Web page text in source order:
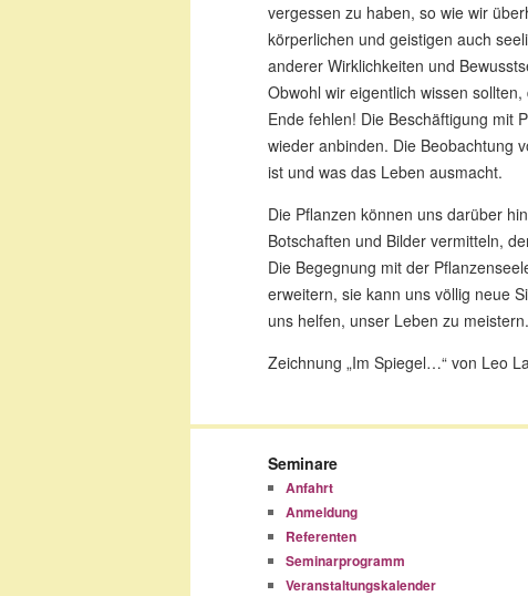
vergessen zu haben, so wie wir
körperlichen und geistigen auch
anderer Wirklichkeiten und
Obwohl wir eigentlich wissen
Ende fehlen! Die Beschäftigung mit
wieder anbinden. Die Beobachtung
ist und was das Leben ausmacht.
Die Pflanzen können uns darüber
Botschaften und Bilder vermitteln,
Die Begegnung mit der
erweitern, sie kann uns völlig neue
uns helfen, unser Leben zu meistern.
Zeichnung „Im Spiegel…“ von Leo
Seminare
Anfahrt
Anmeldung
Referenten
Seminarprogramm
Veranstaltungskalender